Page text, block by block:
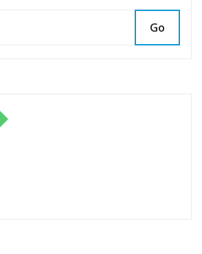
Go